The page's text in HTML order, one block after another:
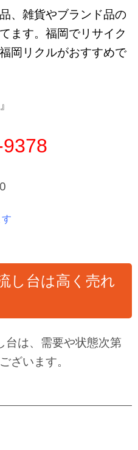
、雑貨やブランド品の
ます。福岡でリサイク
岡リクルがおすすめで
し台は高く売れ
台は、需要や状態次第
ざいます。